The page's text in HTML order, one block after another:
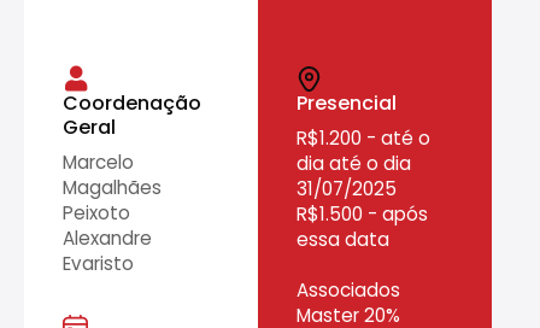
Coordenação
Geral
Marcelo
Magalhães
Peixoto
Alexandre
Evaristo
Presencial
R$1.200 - até o
dia até o dia
31/07/2025
R$1.500 - após
essa data
Associados
Master 20%